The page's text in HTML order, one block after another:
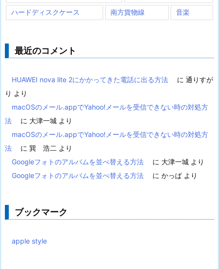
ハードディスクケース 南方貨物線 音楽
最近のコメント
HUAWEI nova lite 2にかかってきた電話に出る方法 に 通りすが
り より
macOSのメール.appでYahoo!メールを受信できない時の対処方
法
に 大津一城 より
macOSのメール.appでYahoo!メールを受信できない時の対処方
法
に 巽 浩二 より
Googleフォトのアルバムを並べ替える方法
に 大津一城 より
Googleフォトのアルバムを並べ替える方法
に かっぱ より
ブックマーク
apple style